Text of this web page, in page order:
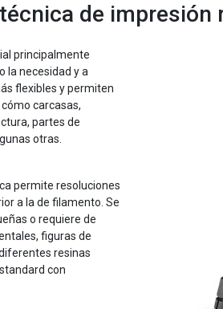
de impresión
principalmente
la necesidad y a
flexibles y permiten
carcasas,
partes de
otras.
permite resoluciones
a la de filamento. Se
o requiere de
figuras de
resinas
con